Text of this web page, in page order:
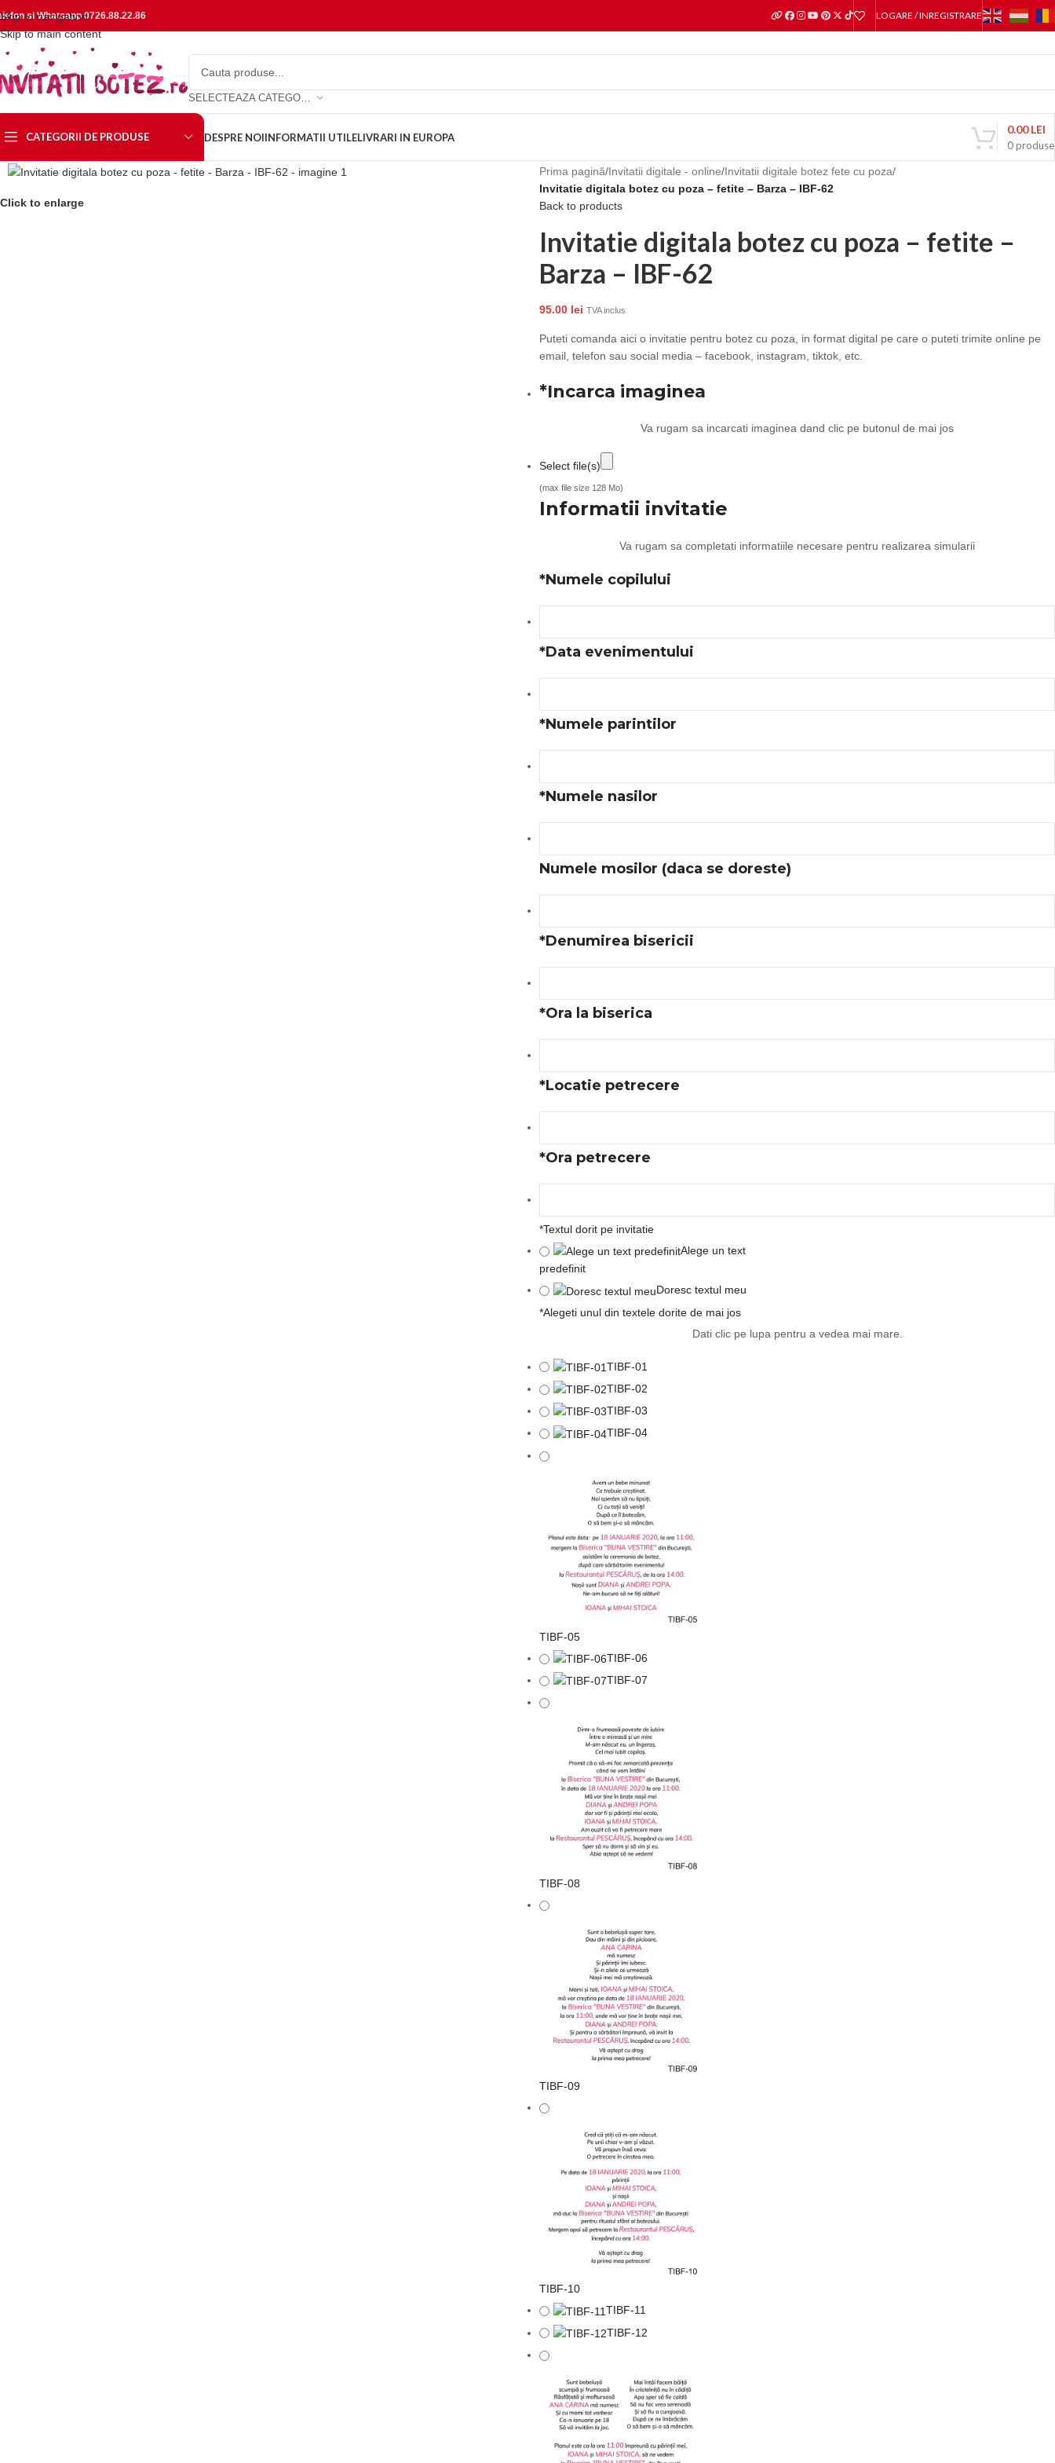
Skip to navigation
Skip to main content
si Whatsapp0726.88.22.86 LOGARE / INREGISTRARE
SELECTEAZA CATEGORIA
CATEGORII DE PRODUSE DESPRE NOIINFORMATII UTILELIVRARI IN EUROPA
0produse
0.00LEI
Click to enlarge
Prima pagină/Invitatii digitale - online/Invitatii digitale botez fete cu poza/
Invitatie digitala botez cu poza – fetite – Barza – IBF-62
Back to products
Invitatie digitala botez cu poza – fetite –
Barza – IBF-62
95.00 lei TVA inclus
Puteti comanda aici o invitatie pentru botez cu poza, in format digital pe care o puteti trimite online pe
email, telefon sau social media – facebook, instagram, tiktok, etc.
*Incarca imaginea
Va rugam sa incarcati imaginea dand clic pe butonul de mai jos
Select file(s)
(max file size 128 Mo)
Informatii invitatie
Va rugam sa completati informatiile necesare pentru realizarea simularii
*Numele copilului
*Data evenimentului
*Numele parintilor
*Numele nasilor
Numele mosilor (daca se doreste)
*Denumirea bisericii
*Ora la biserica
*Locatie petrecere
*Ora petrecere
*Textul dorit pe invitatie
Alege un text
predefinit
Doresc textul meu
*Alegeti unul din textele dorite de mai jos
Dati clic pe lupa pentru a vedea mai mare.
TIBF-01
TIBF-02
TIBF-03
TIBF-04
TIBF-05
TIBF-06
TIBF-07
TIBF-08
TIBF-09
TIBF-10
TIBF-11
TIBF-12